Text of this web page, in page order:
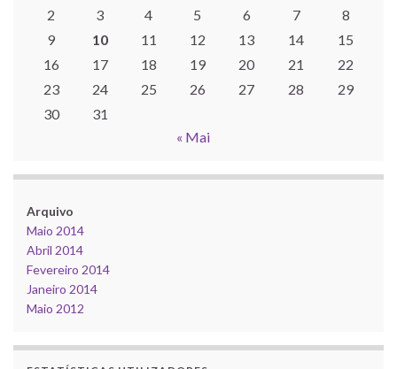
2
3 4 5 6 7
8
9
10 11 12 13 14
15
16
17 18 19 20 21
22
23
24 25 26 27 28
29
30
31
« Mai
Arquivo
Maio 2014
Abril 2014
Fevereiro 2014
Janeiro 2014
Maio 2012